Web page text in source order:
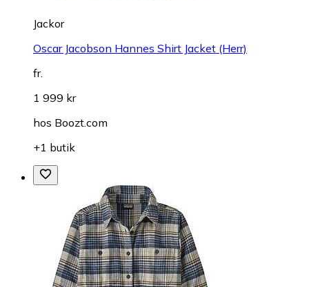
Jackor
Oscar Jacobson Hannes Shirt Jacket (Herr)
fr.
1 999 kr
hos Boozt.com
+1 butik